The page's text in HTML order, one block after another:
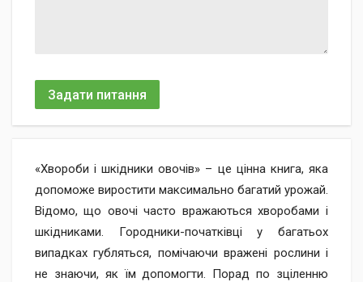
Задати питання
«Хвороби і шкідники овочів» – це цінна книга, яка
допоможе виростити максимально багатий урожай.
Відомо, що овочі часто вражаються хворобами і
шкідниками. Городники-початківці у багатьох
випадках губляться, помічаючи вражені рослини і
не знаючи, як їм допомогти. Порад по зціленню